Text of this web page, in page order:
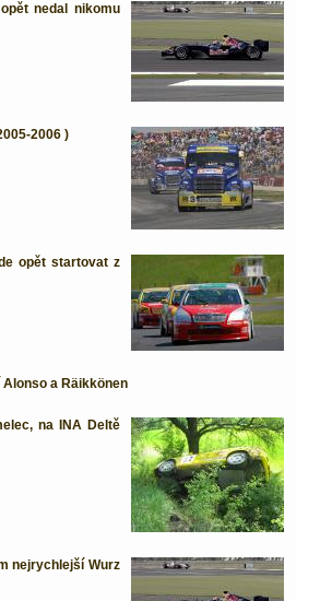
nedal nikomu
2006 )
opět startovat z
a Räikkönen
na INA Deltě
nejrychlejší Wurz